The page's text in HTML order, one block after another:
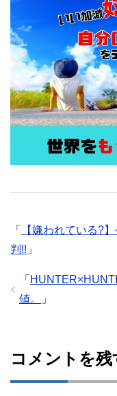
「
【嫌われている?
判!! 」
「
値。
」
コメントを残